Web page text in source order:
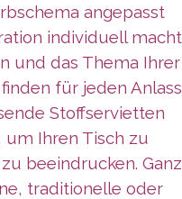
angepasst
individuell macht
und das Thema Ihrer
für jeden Anlass
Stoffservietten
um Ihren Tisch zu
beeindrucken. Ganz
traditionelle oder